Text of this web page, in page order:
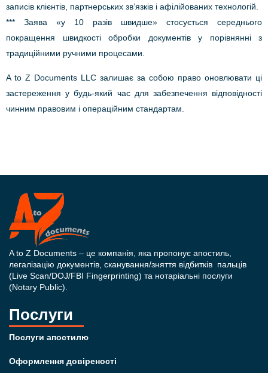
записів клієнтів, партнерських зв’язків і афілійованих технологій.
*** Заява «у 10 разів швидше» стосується середнього
покращення швидкості обробки документів у порівнянні з
традиційними ручними процесами.
A to Z Documents LLC залишає за собою право оновлювати ці
застереження у будь-який час для забезпечення відповідності
чинним правовим і операційним стандартам.
A to Z Documents – це компанія, яка пропонує апостиль,
легалізацію документів, сканування/зняття відбитків пальців
(Live Scan/DOJ/FBI Fingerprinting) та нотаріальні послуги
(Notary Public).
Послуги
Послуги апостилю
Оформлення довіреності